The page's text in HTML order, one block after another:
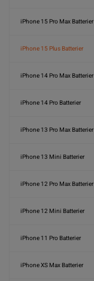
iPhone 15 Pro Max Batterier
iPhone 15 Plus Batterier
iPhone 14 Pro Max Batterier
iPhone 14 Pro Batterier
iPhone 13 Pro Max Batterier
iPhone 13 Mini Batterier
iPhone 12 Pro Max Batterier
iPhone 12 Mini Batterier
iPhone 11 Pro Batterier
iPhone XS Max Batterier